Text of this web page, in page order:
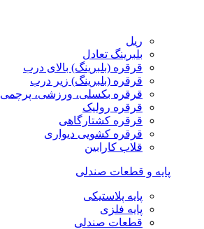
ریل
بلبرینگ تعادل
قرقره (بلبرینگ) بالای درب
قرقره (بلبرینگ) زیر درب
قرقره بکسلی، ورزشی، پرچمی
قرقره رولیک
قرقره کشتارگاهی
قرقره کشویی دیواری
قلاب کارابین
پایه و قطعات صندلی
پایه پلاستیکی
پایه فلزی
قطعات صندلی